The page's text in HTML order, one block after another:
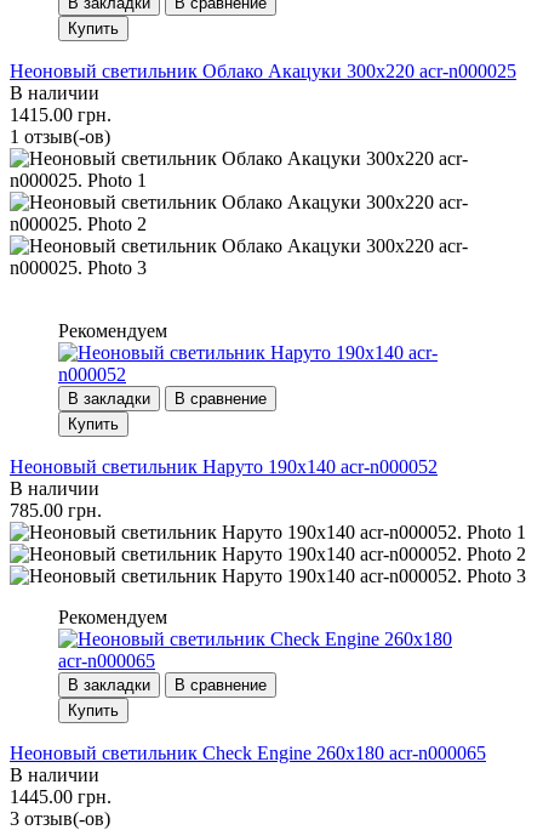
Купить
Неоновый светильник Облако Акацуки 300х220 acr-n000025
В наличии
1415.00 грн.
1 отзыв(-ов)
Рекомендуем
В закладки
В сравнение
Купить
Неоновый светильник Наруто 190х140 acr-n000052
В наличии
785.00 грн.
Рекомендуем
В закладки
В сравнение
Купить
Неоновый светильник Check Engine 260х180 acr-n000065
В наличии
1445.00 грн.
3 отзыв(-ов)